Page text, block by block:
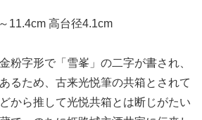
11.4cm 高台径4.1cm
粉字形で「雪峯」の二字が書され、
るため、古来光悦筆の共箱とされて
から推して光悦共箱とは断じがたい